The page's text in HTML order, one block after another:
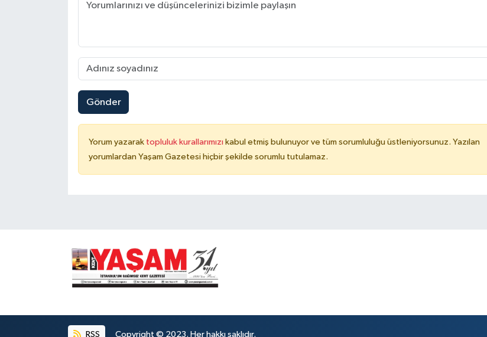
Gönder
Yorum yazarak topluluk kurallarımızı kabul etmiş bulunuyor ve tüm sorumluluğu üstleniyorsunuz. Yazılan
yorumlardan Yaşam Gazetesi hiçbir şekilde sorumlu tutulamaz.
RSS Copyright © 2023. Her hakkı saklıdır.